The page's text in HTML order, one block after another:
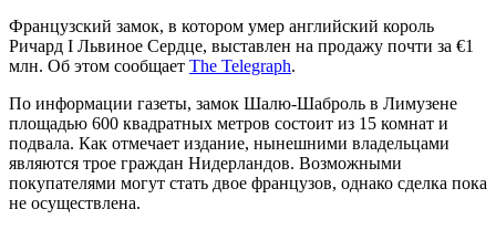
Французский замок, в котором умер английский король
Ричард I Львиное Сердце, выставлен на продажу почти за €1
млн. Об этом сообщает The Telegraph.
По информации газеты, замок Шалю-Шаброль в Лимузене
площадью 600 квадратных метров состоит из 15 комнат и
подвала. Как отмечает издание, нынешними владельцами
являются трое граждан Нидерландов. Возможными
покупателями могут стать двое французов, однако сделка пока
не осуществлена.